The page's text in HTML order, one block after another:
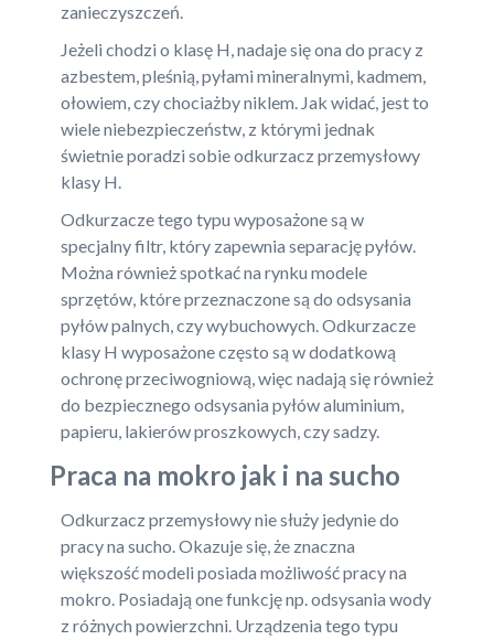
zanieczyszczeń.
Jeżeli chodzi o klasę H, nadaje się ona do pracy z
azbestem, pleśnią, pyłami mineralnymi, kadmem,
ołowiem, czy chociażby niklem. Jak widać, jest to
wiele niebezpieczeństw, z którymi jednak
świetnie poradzi sobie odkurzacz przemysłowy
klasy H.
Odkurzacze tego typu wyposażone są w
specjalny filtr, który zapewnia separację pyłów.
Można również spotkać na rynku modele
sprzętów, które przeznaczone są do odsysania
pyłów palnych, czy wybuchowych. Odkurzacze
klasy H wyposażone często są w dodatkową
ochronę przeciwogniową, więc nadają się również
do bezpiecznego odsysania pyłów aluminium,
papieru, lakierów proszkowych, czy sadzy.
Praca na mokro jak i na sucho
Odkurzacz przemysłowy nie służy jedynie do
pracy na sucho. Okazuje się, że znaczna
większość modeli posiada możliwość pracy na
mokro. Posiadają one funkcję np. odsysania wody
z różnych powierzchni. Urządzenia tego typu